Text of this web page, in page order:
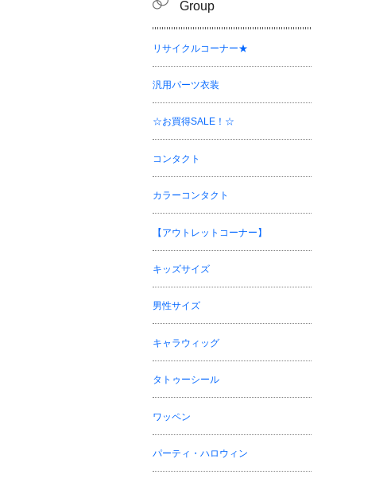
Group
リサイクルコーナー★
汎用パーツ衣装
☆お買得SALE！☆
コンタクト
カラーコンタクト
【アウトレットコーナー】
キッズサイズ
男性サイズ
キャラウィッグ
タトゥーシール
ワッペン
パーティ・ハロウィン